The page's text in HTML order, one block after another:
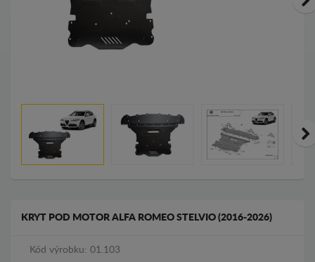
KRYT POD MOTOR ALFA ROMEO STELVIO (2016-2026)
Kód výrobku: 01.103